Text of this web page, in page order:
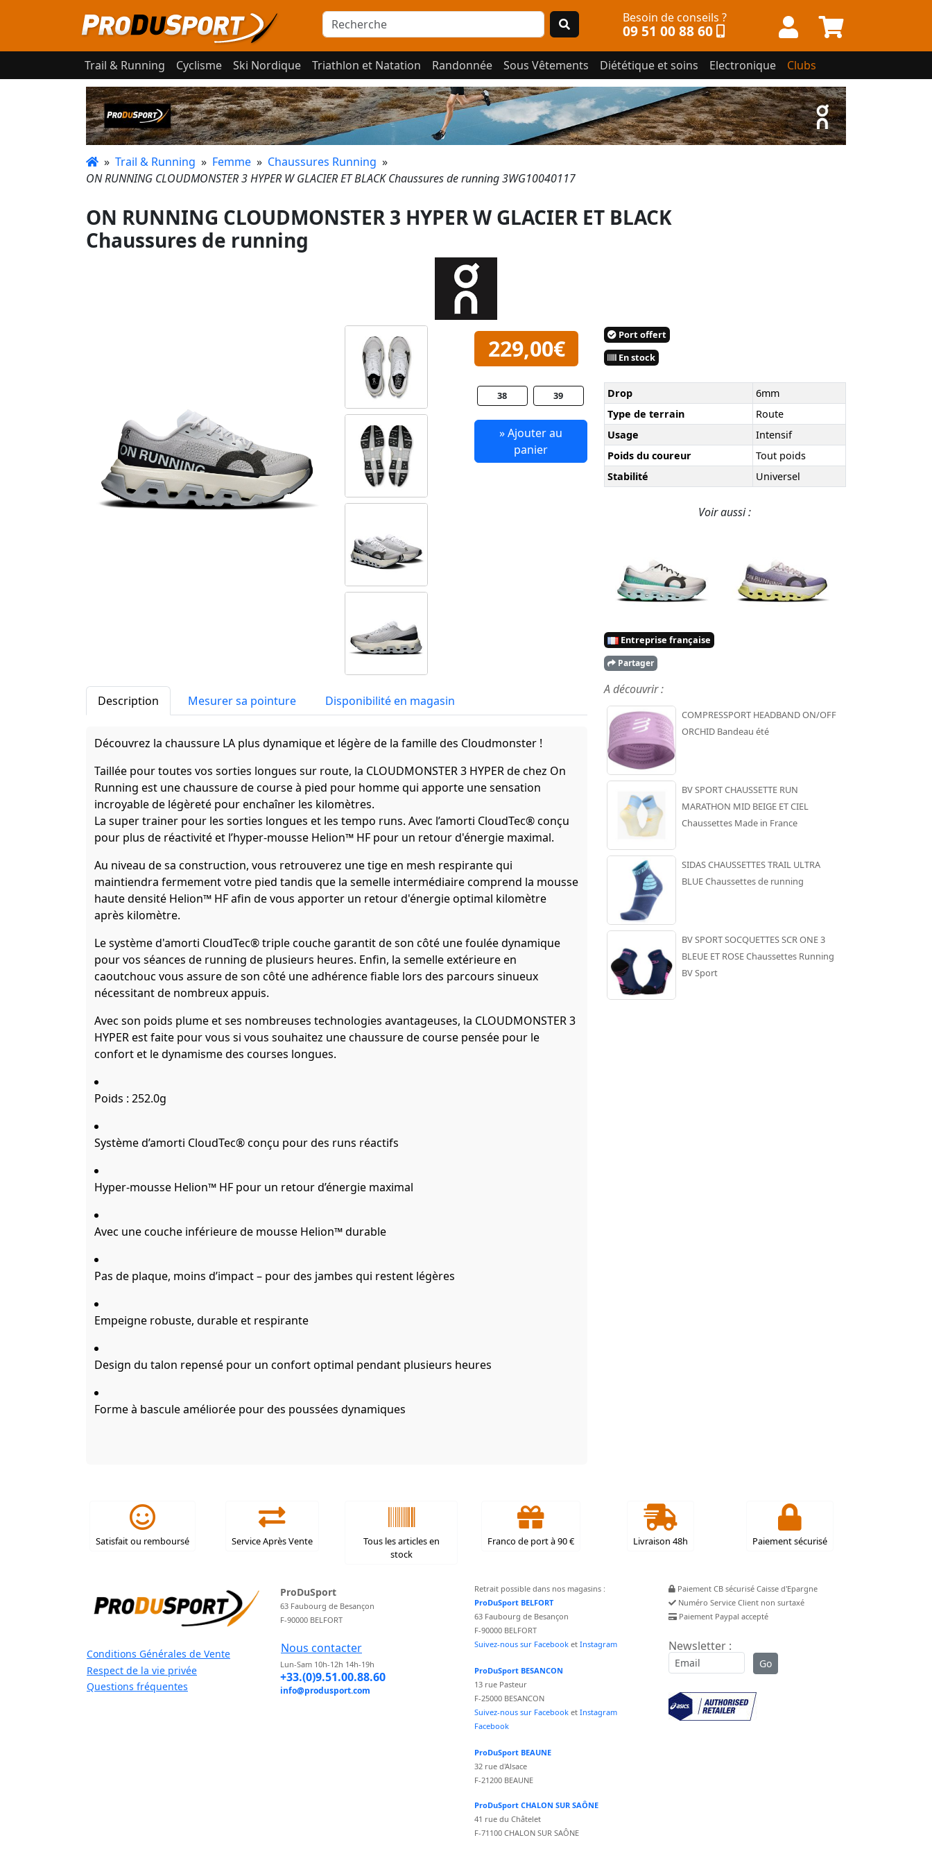
Besoin de conseils ?
09 51 00 88 60
Trail & Running Cyclisme Ski Nordique Triathlon et Natation Randonnée Sous Vêtements Diététique et soins Electronique Clubs
» Trail & Running » Femme » Chaussures Running »
ON RUNNING CLOUDMONSTER 3 HYPER W GLACIER ET BLACK Chaussures de running 3WG10040117
ON RUNNING CLOUDMONSTER 3 HYPER W GLACIER ET BLACK
Chaussures de running
229,00€
38 39
» Ajouter au
panier
Port offert
En stock
Drop
6mm
Type de terrain
Route
Usage
Intensif
Poids du coureur
Tout poids
Stabilité
Universel
Voir aussi :
Entreprise française
Partager
Description Mesurer sa pointure Disponibilité en magasin
Découvrez la chaussure LA plus dynamique et légère de la famille des Cloudmonster !
Taillée pour toutes vos sorties longues sur route, la CLOUDMONSTER 3 HYPER de chez On
Running est une chaussure de course à pied pour homme qui apporte une sensation
incroyable de légèreté pour enchaîner les kilomètres.
La super trainer pour les sorties longues et les tempo runs. Avec l’amorti CloudTec® conçu
pour plus de réactivité et l’hyper-mousse Helion™ HF pour un retour d'énergie maximal.
Au niveau de sa construction, vous retrouverez une tige en mesh respirante qui
maintiendra fermement votre pied tandis que la semelle intermédiaire comprend la mousse
haute densité Helion™ HF afin de vous apporter un retour d'énergie optimal kilomètre
après kilomètre.
Le système d'amorti CloudTec® triple couche garantit de son côté une foulée dynamique
pour vos séances de running de plusieurs heures. Enfin, la semelle extérieure en
caoutchouc vous assure de son côté une adhérence fiable lors des parcours sinueux
nécessitant de nombreux appuis.
Avec son poids plume et ses nombreuses technologies avantageuses, la CLOUDMONSTER 3
HYPER est faite pour vous si vous souhaitez une chaussure de course pensée pour le
confort et le dynamisme des courses longues.
Poids : 252.0g
Système d’amorti CloudTec® conçu pour des runs réactifs
Hyper-mousse Helion™ HF pour un retour d’énergie maximal
Avec une couche inférieure de mousse Helion™ durable
Pas de plaque, moins d’impact – pour des jambes qui restent légères
Empeigne robuste, durable et respirante
Design du talon repensé pour un confort optimal pendant plusieurs heures
Forme à bascule améliorée pour des poussées dynamiques
A découvrir :
COMPRESSPORT HEADBAND ON/OFF
ORCHID Bandeau été
BV SPORT CHAUSSETTE RUN
MARATHON MID BEIGE ET CIEL
Chaussettes Made in France
SIDAS CHAUSSETTES TRAIL ULTRA
BLUE Chaussettes de running
BV SPORT SOCQUETTES SCR ONE 3
BLEUE ET ROSE Chaussettes Running
BV Sport
Satisfait ou remboursé Service Après Vente
Tous les articles en
stock
Franco de port à 90 € Livraison 48h Paiement sécurisé
Conditions Générales de Vente
Respect de la vie privée
Questions fréquentes
ProDuSport
63 Faubourg de Besançon
F-90000 BELFORT
Nous contacter
Lun-Sam 10h-12h 14h-19h
+33.(0)9.51.00.88.60
info@produsport.com
Retrait possible dans nos magasins :
ProDuSport BELFORT
63 Faubourg de Besançon
F-90000 BELFORT
Suivez-nous sur Facebook et Instagram
ProDuSport BESANCON
13 rue Pasteur
F-25000 BESANCON
Suivez-nous sur Facebook et Instagram
Facebook
ProDuSport BEAUNE
32 rue d'Alsace
F-21200 BEAUNE
ProDuSport CHALON SUR SAÔNE
41 rue du Châtelet
F-71100 CHALON SUR SAÔNE
Paiement CB sécurisé Caisse d'Epargne
Numéro Service Client non surtaxé
Paiement Paypal accepté
Newsletter :